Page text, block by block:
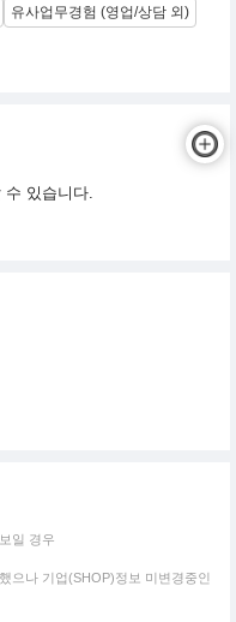
유사업무경험 (영업/상담 외)
수 있습니다.
일 경우
으나 기업(SHOP)정보 미변경중인